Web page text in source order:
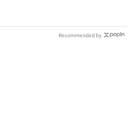
Recommended by